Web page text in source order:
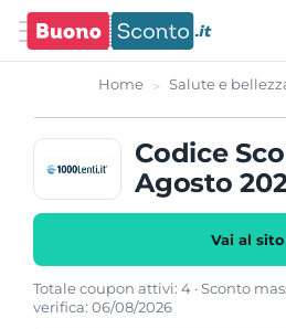
Home Salute e
Codice Sconto 1000lenti
Agosto
Vai al sito
Totale coupon attivi: 4 · Sconto
verifica: 06/08/2026